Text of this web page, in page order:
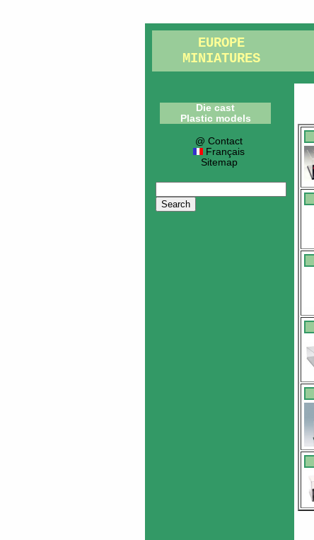
EUROPE
MINIATURES
Die cast
Plastic models
@ Contact
Français
Sitemap